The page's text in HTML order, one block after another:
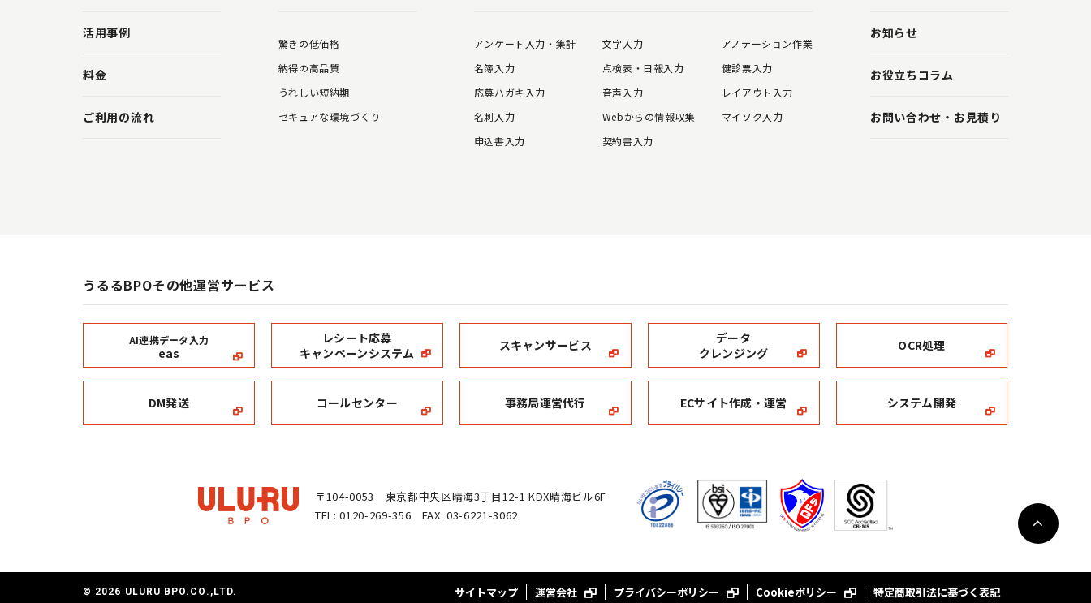
活用事例
料金
ご利用の流れ
驚きの低価格
納得の高品質
うれしい短納期
セキュアな環境づくり
アンケート入力・集計
名簿入力
応募ハガキ入力
名刺入力
申込書入力
文字入力
点検表・日報入力
音声入力
Webからの情報収集
契約書入力
アノテーション作業
健診票入力
レイアウト入力
マイソク入力
お知らせ
お役立ちコラム
お問い合わせ・お見積り
うるるBPOその他運営サービス
AI連携データ入力
eas
レシート応募
キャンペーンシステム
スキャンサービス
データ
クレンジング
OCR処理
DM発送 コールセンター 事務局運営代行 ECサイト作成・運営 システム開発
〒104-0053 東京都中央区晴海3丁目12-1 KDX晴海ビル6F
TEL: 0120-269-356 FAX: 03-6221-3062
サイトマップ 運営会社 プライバシーポリシー Cookieポリシー 特定商取引法に基づく表記
© 2026 ULURU BPO.CO.,LTD.